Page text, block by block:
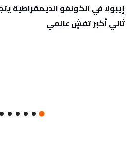
ثاني أكبر تفشٍ عالمي